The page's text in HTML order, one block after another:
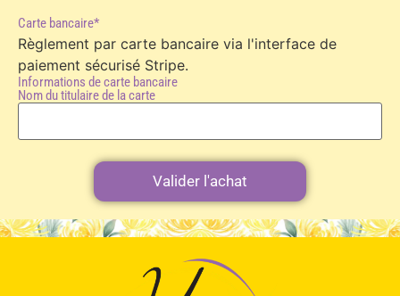
Carte bancaire*
Règlement par carte bancaire via l'interface de
paiement sécurisé Stripe.
Informations de carte bancaire
Nom du titulaire de la carte